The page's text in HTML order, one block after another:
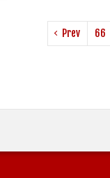
Prev 66